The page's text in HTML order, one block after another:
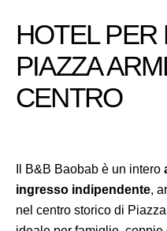
HOTEL PER
PIAZZA
CENTRO
Il B&B Baobab è un intero
ingresso indipendente,
nel centro storico di